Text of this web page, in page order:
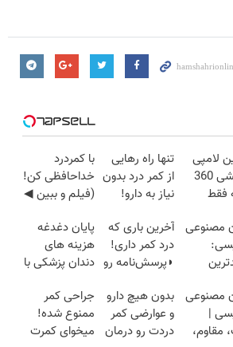
لامپی
چرخشی 360
فقط
تنها راه رهایی
از کمر درد بدون
نیاز به دارو!
با کمردرد
خداحافظی کن!
(فیلم و ببین ◀
پرکن)
مصنوعی
مقاوم |
قسطی
آخرین باری که
درد کمر داری!
◗پرسش‌نامه رو
پایان دغدغه
هزینه های
دندان پزشکی با
کننده خانگی
مصنوعی
|
مقاوم،
بدون هیچ دارو
و عوارضی کمر
دردت رو درمان
جراحی کمر
ممنوع شده!
میخوای کمرت